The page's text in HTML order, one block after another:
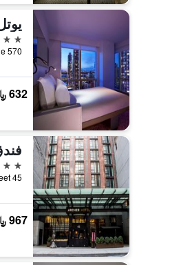
4 نجوم
632 ﷼
4 نجوم
967 ﷼